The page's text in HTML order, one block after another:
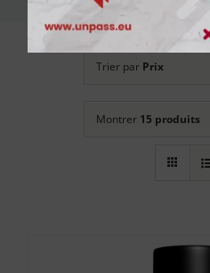
Trier par Prix
Montrer 15 produits